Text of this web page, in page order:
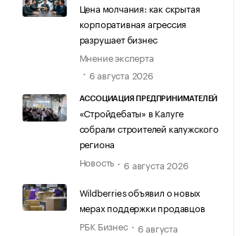
Цена молчания: как скрытая
корпоративная агрессия
разрушает бизнес
Мнение эксперта
6 августа 2026
АССОЦИАЦИЯ ПРЕДПРИНИМАТЕЛЕЙ
«Стройдебаты» в Калуге
собрали строителей калужского
региона
Новость
6 августа 2026
Wildberries объявил о новых
мерах поддержки продавцов
РБК Бизнес
6 августа